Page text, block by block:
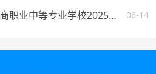
06-14
湖南公办中专--永州市工商职业中等专业学校2025年一年级新生填报志愿须知